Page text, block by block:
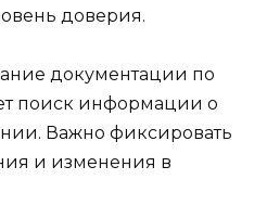
доверия.
документации по
поиск информации о
Важно фиксировать
и изменения в